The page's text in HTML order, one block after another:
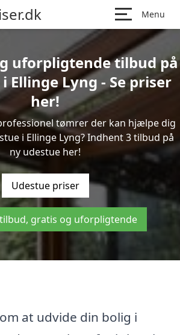
Menu
uforpligtende tilbud på
Ellinge Lyng - Se priser
her!
tømrer der kan hjælpe dig
i Ellinge Lyng? Indhent 3 tilbud på
ny udestue her!
Udestue priser
gratis og uforpligtende
at udvide din bolig i